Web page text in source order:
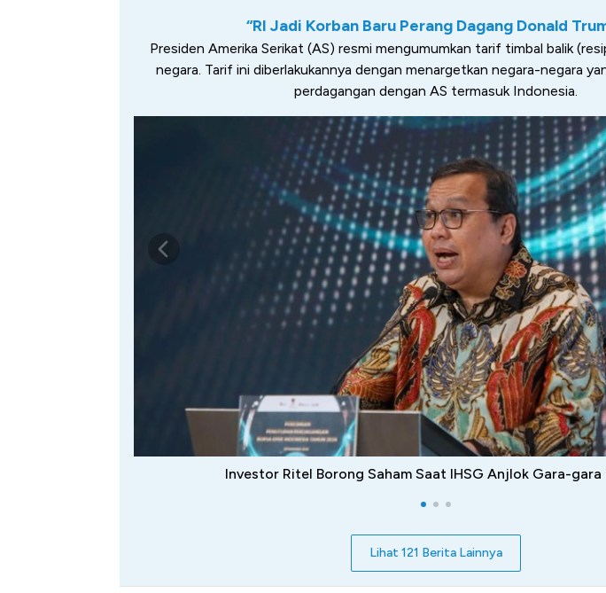
“RI Jadi Korban Baru Perang Dagang Donald
Presiden Amerika Serikat (AS) resmi mengumumkan tarif timbal balik
negara. Tarif ini diberlakukannya dengan menargetkan negara-negara
perdagangan dengan AS termasuk Indonesia.
Investor Ritel Borong Saham Saat IHSG Anjlok Gara-gara
Lihat 121 Berita Lainnya